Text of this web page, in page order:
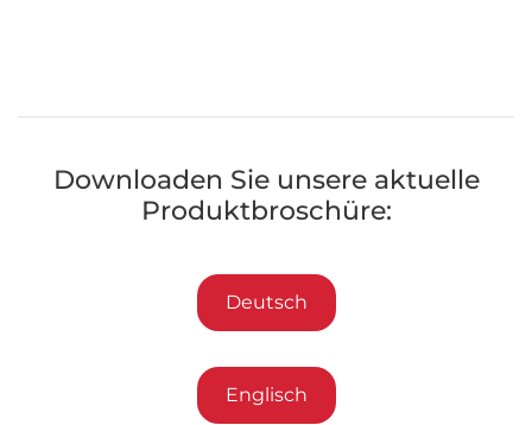
Downloaden Sie unsere aktuelle
Produktbroschüre:
Deutsch
Englisch